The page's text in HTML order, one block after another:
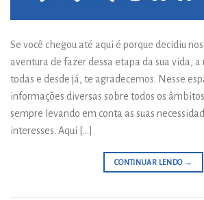
Se você chegou até aqui é porque decidiu
aventura de fazer dessa etapa da sua vida,
todas e desde já, te agradecemos. Nesse
informações diversas sobre todos os
sempre levando em conta as suas
interesses. Aqui […]
CONTINUAR LENDO →